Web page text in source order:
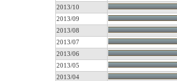
2013/10
2013/09
2013/08
2013/07
2013/06
2013/05
2013/04